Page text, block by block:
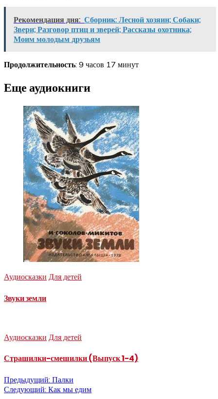
Рекомендация дня: Сборник: Лесной хозяин; Собаки;
Звери; Разговор птиц и зверей; Рассказы охотника;
Моим молодым друзьям
Продолжительность: 9 часов 17 минут
Еще аудиокниги
Аудиосказки Для детей
Звуки земли
Аудиосказки Для детей
Страшилки-смешилки (Выпуск 1-4)
Навигация
Предыдущий: Палки
Следующий: Как мы едим